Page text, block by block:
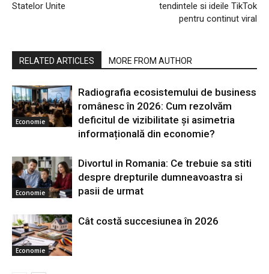
Statelor Unite
tendintele si ideile TikTok
pentru continut viral
RELATED ARTICLES MORE FROM AUTHOR
Economie
Radiografia ecosistemului de business
românesc în 2026: Cum rezolvăm
deficitul de vizibilitate și asimetria
informațională din economie?
Economie
Divortul in Romania: Ce trebuie sa stiti
despre drepturile dumneavoastra si
pasii de urmat
Economie
Cât costă succesiunea în 2026